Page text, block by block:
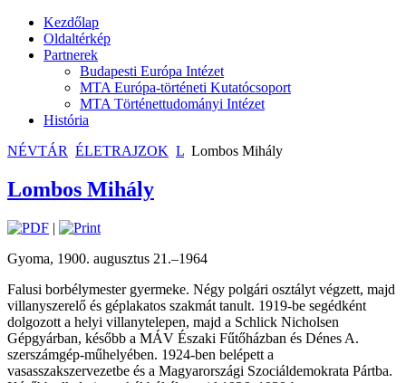
Kezdőlap
Oldaltérkép
Partnerek
Budapesti Európa Intézet
MTA Európa-történeti Kutatócsoport
MTA Történettudományi Intézet
História
NÉVTÁR ÉLETRAJZOK L Lombos Mihály
Lombos Mihály
|
Gyoma, 1900. augusztus 21.–1964
Falusi borbélymester gyermeke. Négy polgári osztályt végzett, majd
villanyszerelő és géplakatos szakmát tanult. 1919-be segédként
dolgozott a helyi villanytelepen, majd a Schlick Nicholsen
Gépgyárban, később a MÁV Északi Fűtőházban és Dénes A.
szerszámgép-műhelyében. 1924-ben belépett a
vasasszakszervezetbe és a Magyarországi Szociáldemokrata Pártba.